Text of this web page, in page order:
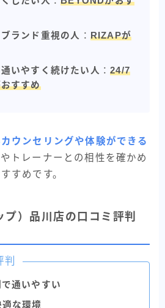
ランド重視の人 ： RIZAPが
いやすく続けたい人 ：24/7
すすめ
ウンセリングや体験ができる
トレーナーとの相性を確かめ
すめです。
）品川店の口コミ評判
通いやすい
な環境
ングを申し込む